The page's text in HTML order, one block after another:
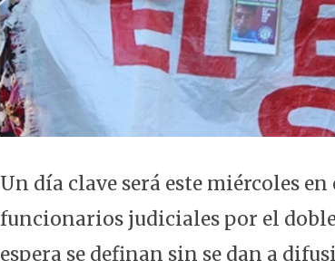
Un día clave será este miércoles
funcionarios judiciales por el
espera se definan sin se dan a